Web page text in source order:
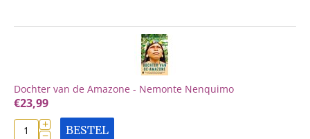
Dochter van de Amazone - Nemonte Nenquimo
€23,99
+
− BESTEL